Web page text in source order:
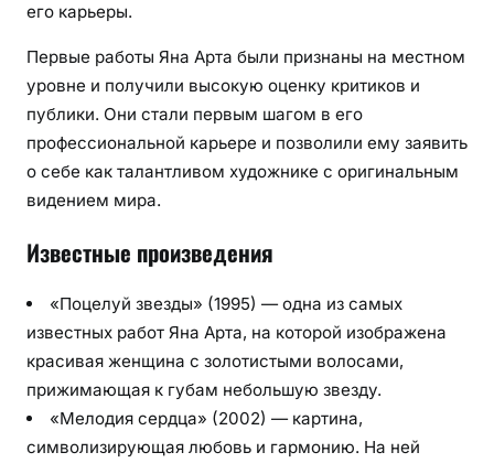
его карьеры.
Первые работы Яна Арта были признаны на местном
уровне и получили высокую оценку критиков и
публики. Они стали первым шагом в его
профессиональной карьере и позволили ему заявить
о себе как талантливом художнике с оригинальным
видением мира.
Известные произведения
«Поцелуй звезды» (1995) — одна из самых
известных работ Яна Арта, на которой изображена
красивая женщина с золотистыми волосами,
прижимающая к губам небольшую звезду.
«Мелодия сердца» (2002) — картина,
символизирующая любовь и гармонию. На ней